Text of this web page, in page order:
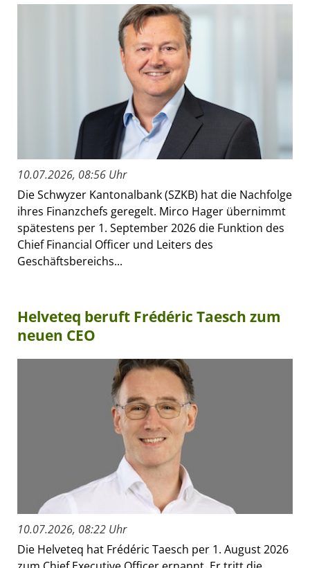
10.07.2026, 08:56 Uhr
Die Schwyzer Kantonalbank (SZKB) hat die Nachfolge
ihres Finanzchefs geregelt. Mirco Hager übernimmt
spätestens per 1. September 2026 die Funktion des
Chief Financial Officer und Leiters des
Geschäftsbereichs...
Helveteq beruft Frédéric Taesch zum
neuen CEO
10.07.2026, 08:22 Uhr
Die Helveteq hat Frédéric Taesch per 1. August 2026